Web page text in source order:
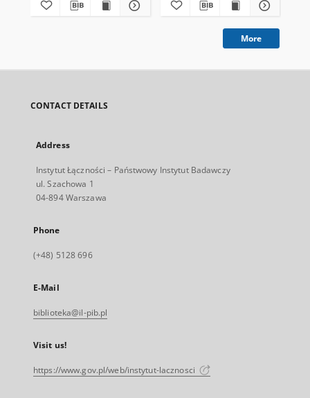
More
CONTACT DETAILS
Address
Instytut Łączności – Państwowy Instytut Badawczy
ul. Szachowa 1
04-894 Warszawa
Phone
(+48) 5128 696
E-Mail
biblioteka@il-pib.pl
Visit us!
https://www.gov.pl/web/instytut-lacznosci